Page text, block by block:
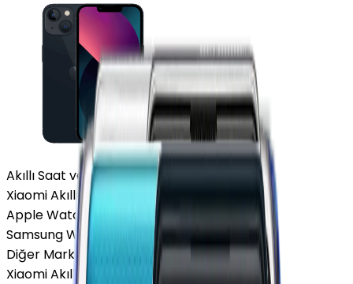
Akıllı Saat ve Bileklik
Xiaomi Akıllı Saat
Apple Watch
Samsung Watch
Diğer Markalar
Xiaomi Akıllı Saat